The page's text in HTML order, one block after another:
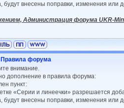
будут внесены поправки, изменения или
Администрация форума UKR-
Правила форума
внимание.
дополнение в правила форума:
пункт:
«Серии и линеечки» разрешается
будут внесены поправки, изменения или